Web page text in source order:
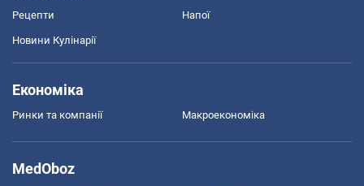
Рецепти Напої
Новини Кулінарії
Економіка
Ринки та компанії Макроекономіка
MedOboz